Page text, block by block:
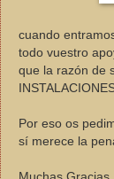
cuando
todo vuestro
que la razón de
Por eso os
sí merece la